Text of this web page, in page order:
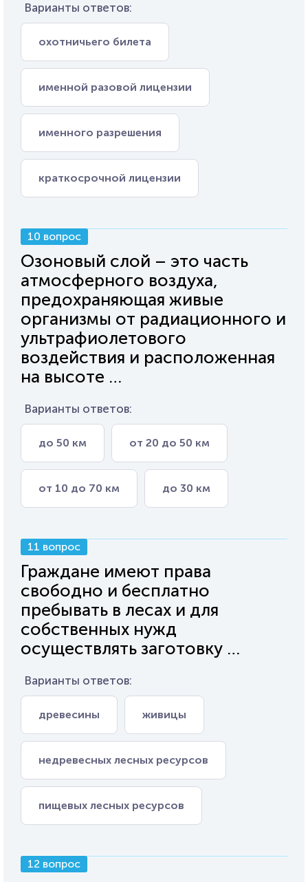
Варианты ответов:
охотничьего билета
именной разовой лицензии
именного разрешения
краткосрочной лицензии
10 вопрос
Озоновый слой – это часть
атмосферного воздуха,
предохраняющая живые
организмы от радиационного и
ультрафиолетового
воздействия и расположенная
на высоте …
Варианты ответов:
до 50 км от 20 до 50 км
от 10 до 70 км до 30 км
11 вопрос
Граждане имеют права
свободно и бесплатно
пребывать в лесах и для
собственных нужд
осуществлять заготовку …
Варианты ответов:
древесины живицы
недревесных лесных ресурсов
пищевых лесных ресурсов
12 вопрос